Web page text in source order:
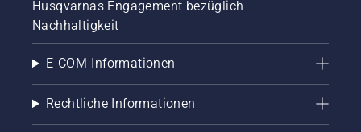
Husqvarnas Engagement bezüglich
Nachhaltigkeit
E-COM-Informationen
Rechtliche Informationen